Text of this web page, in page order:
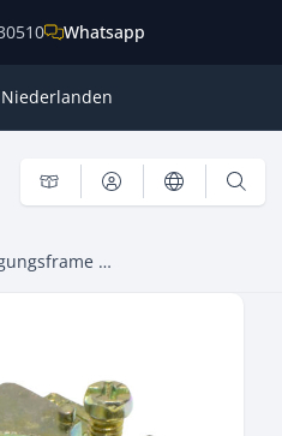
Whatsapp
Befestigungsframe HACO